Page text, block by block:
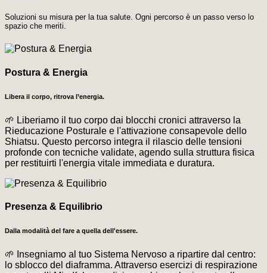
Soluzioni su misura per la tua salute. Ogni percorso è un passo verso lo
spazio che meriti.
Postura & Energia
Libera il corpo, ritrova l’energia.
🌱 Liberiamo il tuo corpo dai blocchi cronici attraverso la
Rieducazione Posturale e l'attivazione consapevole dello
Shiatsu. Questo percorso integra il rilascio delle tensioni
profonde con tecniche validate, agendo sulla struttura fisica
per restituirti l'energia vitale immediata e duratura.
Presenza & Equilibrio
Dalla modalità del fare a quella dell'essere.
🌱 Insegniamo al tuo Sistema Nervoso a ripartire dal centro:
lo sblocco del diaframma. Attraverso esercizi di respirazione